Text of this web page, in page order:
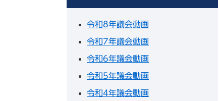
令和8年議会動画
令和7年議会動画
令和6年議会動画
令和5年議会動画
令和4年議会動画